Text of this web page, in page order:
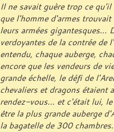
Il ne savait guère trop ce
que l'homme d'armes
leurs armées gigantesques...
verdoyantes de la contrée de
entendu, chaque auberge,
encore que les vendeurs de
grande échelle, le défi de
chevaliers et dragons étaient
rendez-vous... et c'était lui,
être la plus grande auberge
la bagatelle de 300 chambres.